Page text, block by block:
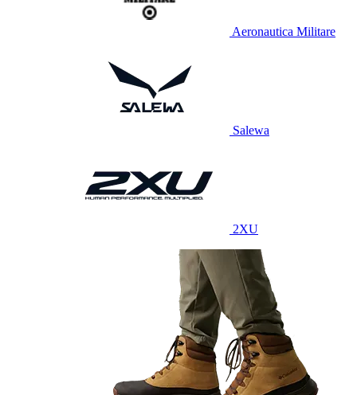
Aeronautica Militare
Salewa
2XU